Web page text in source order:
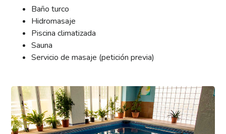
Baño turco
Hidromasaje
Piscina climatizada
Sauna
Servicio de masaje (petición previa)